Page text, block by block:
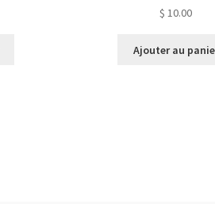
$ 10.00
Ajouter au